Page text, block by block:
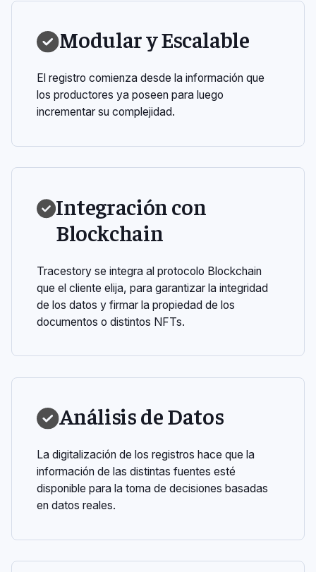
Modular y Escalable
El registro comienza desde la información que
los productores ya poseen para luego
incrementar su complejidad.
Integración con
Blockchain
Tracestory se integra al protocolo Blockchain
que el cliente elija, para garantizar la integridad
de los datos y firmar la propiedad de los
documentos o distintos NFTs.
Análisis de Datos
La digitalización de los registros hace que la
información de las distintas fuentes esté
disponible para la toma de decisiones basadas
en datos reales.